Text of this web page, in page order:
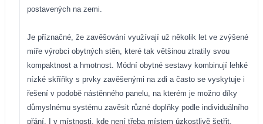
postavených na zemi.
Je příznačné, že zavěšování využívají už několik let ve zvýšené
míře výrobci obytných stěn, které tak většinou ztratily svou
kompaktnost a hmotnost. Módní obytné sestavy kombinují lehké
nízké skříňky s prvky zavěšenými na zdi a často se vyskytuje i
řešení v podobě nástěnného panelu, na kterém je možno díky
důmyslnému systému zavěsit různé doplňky podle individuálního
přání. I v místnosti, kde není třeba místem úzkostlivě šetřit,